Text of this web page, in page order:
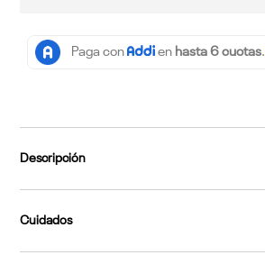
Descripción
Cuidados